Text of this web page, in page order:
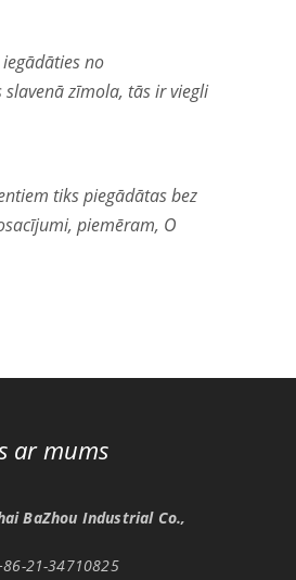
no
zīmola, tās ir viegli
tiks piegādātas bez
piemēram, O
ar mums
BaZhou Industrial Co.,
21-34710825